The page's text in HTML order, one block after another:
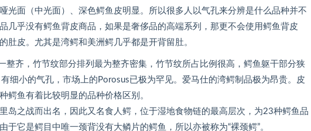
光面（中光面）、深色鳄鱼皮明显。所以很多人以气孔来分辨是什么品种并不
几乎没有鳄鱼背皮商品，如果是奢侈品的高端系列，那更不会使用鳄鱼背皮
肚皮。尤其是湾鳄和美洲鳄几乎都是开背留肚。
整齐，竹节纹部分排列最为整齐密集，竹节纹所占比例很高，鳄鱼躯干部分狭
细小的气孔，市场上的Porosus已极为罕见。爱马仕的湾鳄制品极为昂贵。皮
鳄鱼有着比较明显的品种价格区别。
岛之战而出名，因此又名食人鳄，位于湿地食物链的最高层次，为23种鳄鱼品
它是鳄目中唯一颈背没有大鳞片的鳄鱼，所以亦被称为“裸颈鳄”。